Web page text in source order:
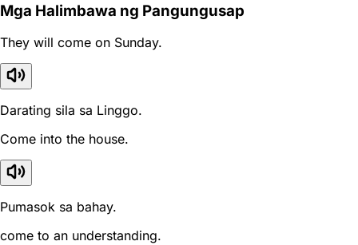
Mga Halimbawa ng Pangungusap
They will come on Sunday.
Darating sila sa Linggo.
Come into the house.
Pumasok sa bahay.
come to an understanding.